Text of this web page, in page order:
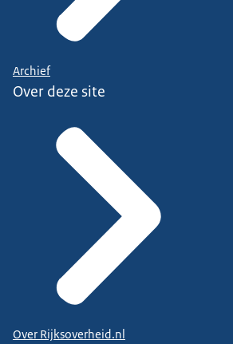
Archief
Over deze site
Over Rijksoverheid.nl